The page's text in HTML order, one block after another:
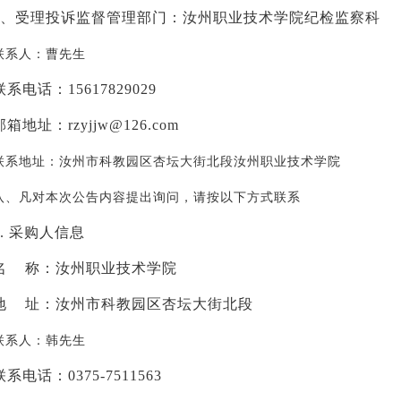
、受理投诉监督管理部门：汝州职业技术学院纪检监察科
系人：曹先生
系电话： 15617829029
箱地址： rzyjjw@126.com
系地址：汝州市科教园区杏坛大街北段汝州职业技术学院
、凡对本次公告内容提出询问，请按以下方式联系
采购人信息
称：汝州职业技术学院
址：汝州市科教园区杏坛大街北段
系人：韩先生
系电话： 0375-7511563